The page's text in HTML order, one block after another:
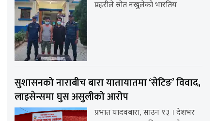
प्रहरीले स्रोत नखुलेको भारतिय
सुशासनको नाराबीच बारा यातायातमा ‘सेटिङ’ विवाद,
लाइसेन्समा घुस असुलीको आरोप
प्रभात यादवबारा, साउन १३ । देशभर